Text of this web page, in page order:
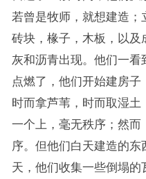
若曾是牧师，就想建造；
砖块，椽子，木板，以
灰和沥青出现。他们一
点燃了，他们开始建房子
时而拿芦苇，时而取湿
一个上，毫无秩序；然
序。但他们白天建造的
天，他们收集一些倒塌